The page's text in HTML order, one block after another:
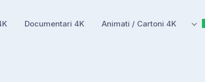
Documentari 4K Animati / Cartoni 4K